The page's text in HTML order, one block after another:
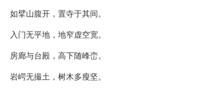
如擘山腹开，置寺于其间。
入门无平地，地窄虚空宽。
房廊与台殿，高下随峰峦。
岩崿无撮土，树木多瘦坚。